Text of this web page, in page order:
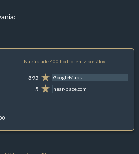
Na základe 400 hodnotení z portálov:
395 GoogleMaps
5 near-place.com